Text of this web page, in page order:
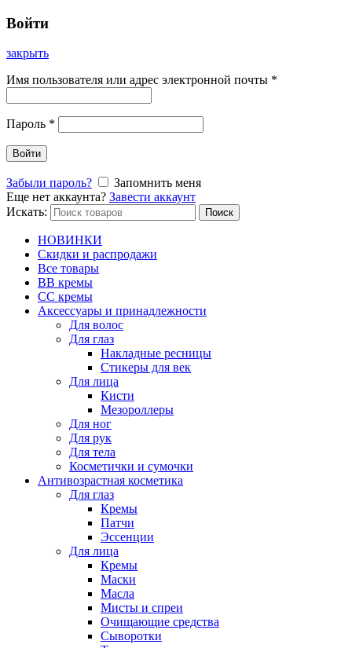
Войти
закрыть
Имя пользователя или адрес электронной почты *
Пароль *
Войти
Забыли пароль?
Запомнить меня
Еще нет аккаунта? Завести аккаунт
Искать:
Поиск
НОВИНКИ
Скидки и распродажи
Все товары
BB кремы
CC кремы
Аксессуары и принадлежности
Для волос
Для глаз
Накладные ресницы
Стикеры для век
Для лица
Кисти
Мезороллеры
Для ног
Для рук
Для тела
Косметички и сумочки
Антивозрастная косметика
Для глаз
Кремы
Патчи
Эссенции
Для лица
Кремы
Маски
Масла
Мисты и спреи
Очищающие средства
Сыворотки